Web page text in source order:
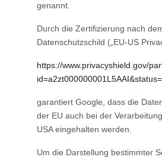
genannt.
Durch die Zertifizierung nach
Datenschutzschild („EU-US
https://www.privacyshield.gov/
garantiert Google, dass die
der EU auch bei der
USA eingehalten werden.
Um die Darstellung bestimmter